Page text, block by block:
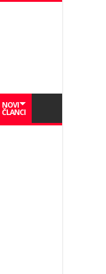
NOVI
ČLANCI